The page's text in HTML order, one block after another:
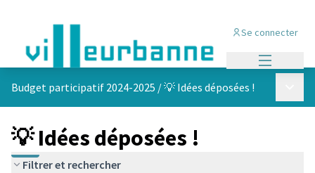
Se connecter
Budget participatif 2024-2025 /💡 Idées déposées !
💡 Idées déposées !
Filtrer et rechercher